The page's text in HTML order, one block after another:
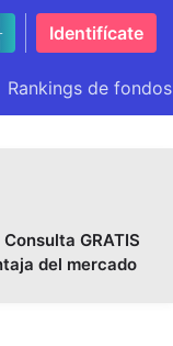
Identifícate
Rankings de fondos
GRATIS
del mercado